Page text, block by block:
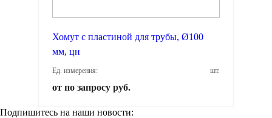
Хомут с пластиной для трубы, Ø100
мм, цн
Ед. измерения: шт.
от по запросу руб.
Подпишитесь на наши новости: